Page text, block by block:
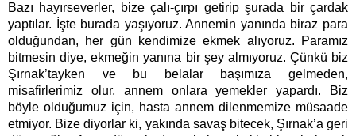
Bazı hayırseverler, bize çalı-çırpı getirip şurada bir çardak
yaptılar. İşte burada yaşıyoruz. Annemin yanında biraz para
olduğundan, her gün kendimize ekmek alıyoruz. Paramız
bitmesin diye, ekmeğin yanına bir şey almıyoruz. Çünkü biz
Şırnak’tayken ve bu belalar başımıza gelmeden,
misafirlerimiz olur, annem onlara yemekler yapardı. Biz
böyle olduğumuz için, hasta annem dilenmemize müsaade
etmiyor. Bize diyorlar ki, yakında savaş bitecek, Şırnak’a geri